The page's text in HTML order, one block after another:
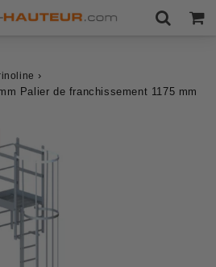
›
Palier de franchissement 1175 mm